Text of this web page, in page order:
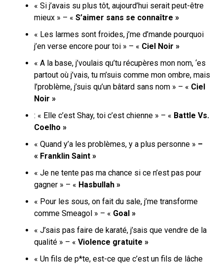
« Si j’avais su plus tôt, aujourd’hui serait peut-être
mieux » – « S’aimer sans se connaître »
« Les larmes sont froides, j’me d’mande pourquoi
j’en verse encore pour toi » – « Ciel Noir »
« A la base, j’voulais qu’tu récupères mon nom, ‘es
partout où j’vais, tu m’suis comme mon ombre, mais
l’problème, j’suis qu’un bâtard sans nom » – « Ciel
Noir »
: « Elle c’est Shay, toi c’est chienne » – « Battle Vs.
Coelho »
« Quand y’a les problèmes, y a plus personne » –
« Franklin Saint »
« Je ne tente pas ma chance si ce n’est pas pour
gagner » – « Hasbullah »
« Pour les sous, on fait du sale, j’me transforme
comme Smeagol » – « Goal »
« J’sais pas faire de karaté, j’sais que vendre de la
qualité » – « Violence gratuite »
« Un fils de p*te, est-ce que c’est un fils de lâche